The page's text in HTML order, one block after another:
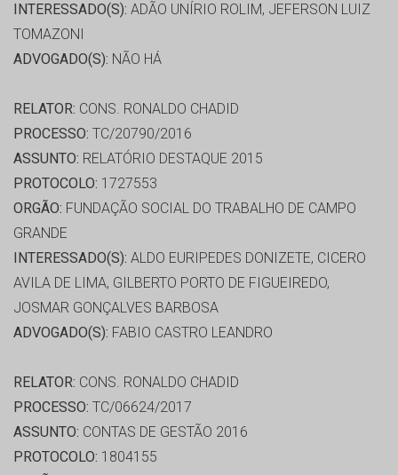
INTERESSADO(S): ADÃO UNÍRIO ROLIM, JEFERSON LUIZ
TOMAZONI
ADVOGADO(S): NÃO HÁ
RELATOR: CONS. RONALDO CHADID
PROCESSO: TC/20790/2016
ASSUNTO: RELATÓRIO DESTAQUE 2015
PROTOCOLO: 1727553
ORGÃO: FUNDAÇÃO SOCIAL DO TRABALHO DE CAMPO
GRANDE
INTERESSADO(S): ALDO EURIPEDES DONIZETE, CICERO
AVILA DE LIMA, GILBERTO PORTO DE FIGUEIREDO,
JOSMAR GONÇALVES BARBOSA
ADVOGADO(S): FABIO CASTRO LEANDRO
RELATOR: CONS. RONALDO CHADID
PROCESSO: TC/06624/2017
ASSUNTO: CONTAS DE GESTÃO 2016
PROTOCOLO: 1804155